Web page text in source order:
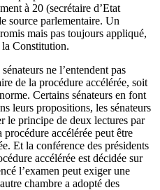
à 20 (secrétaire d’Etat
source parlementaire. Un
mais pas toujours appliqué,
Constitution.
ne l’entendent pas
de la procédure accélérée, soit
Certains sénateurs en font
leurs propositions, les sénateurs
le principe de deux lectures par
accélérée peut être
Et la conférence des présidents
accélérée est décidée sur
l’examen peut exiger une
chambre a adopté des